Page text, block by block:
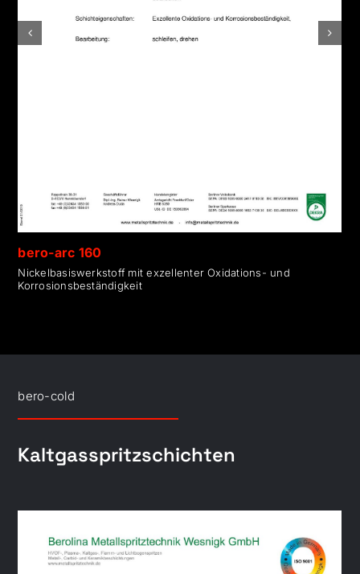
bero-arc 160
Nickelbasiswerkstoff mit exzellenter Oxidations- und
Korrosionsbeständigkeit
bero-cold
Kaltgasspritzschichten